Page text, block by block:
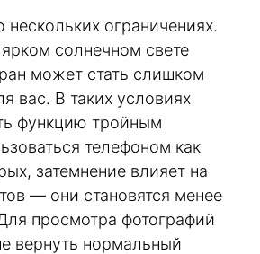
нескольких ограничениях.
солнечном свете
может стать слишком
вас. В таких условиях
функцию тройным
телефоном как
затемнение влияет на
— они становятся менее
просмотра фотографий
вернуть нормальный